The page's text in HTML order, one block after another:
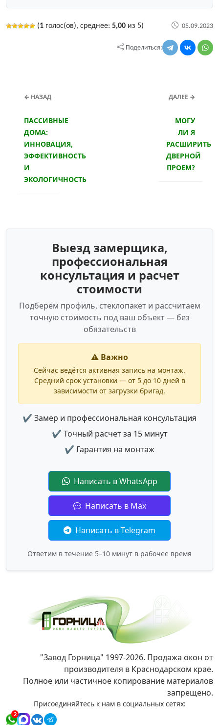
(1 голос(ов), среднее: 5,00 из 5) 05.09.2023
Поделиться:
← НАЗАД
ПАССИВНЫЕ
ДОМА:
ИННОВАЦИЯ,
ЭФФЕКТИВНОСТЬ
И
ЭКОЛОГИЧНОСТЬ
ДАЛЕЕ →
МОГУ
ЛИ Я
РАСШИРИТЬ
ДВЕРНОЙ
ПРОЕМ?
Выезд замерщика,
профессиональная
консультация и расчет
стоимости
Подберём профиль, стеклопакет и рассчитаем
точную стоимость под ваш объект — без
обязательств
⚠️ Важно
Сейчас ведётся активная запись на монтаж.
Средний срок установки — от 5 до 10 дней в
зависимости от загрузки бригад.
✔ Замер и профессиональная консультация
✔ Точный расчет за 15 минут
✔ Гарантия на монтаж
Написать в WhatsApp
Написать в Max
Написать в Telegram
Ответим в течение 5–10 минут в рабочее время
"Завод Горница" 1997-2026. Продажа окон от
производителя в Краснодарском крае.
Полное или частичное копирование материалов
запрещено.
Присоединяйтесь к нам в социальных сетях:
2